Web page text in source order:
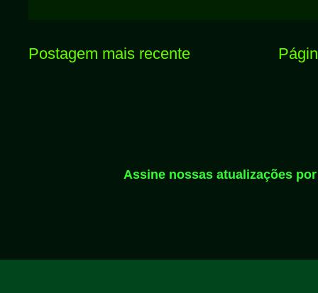
Postagem mais recente
Assine nossas atualizações